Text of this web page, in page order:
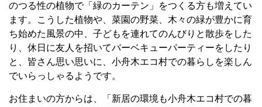
のつる性の植物で「緑のカーテン」をつくる方も増えてい
ます。こうした植物や、菜園の野菜、木々の緑が豊かに育
ち始めた風景の中、子どもを連れてのんびりと散歩をした
り、休日に友人を招いてバーベキューパーティーをしたり
と、皆さん思い思いに、小舟木エコ村での暮らしを楽しん
でいらっしゃるようです。
お住まいの方からは、「新居の環境も小舟木エコ村での暮